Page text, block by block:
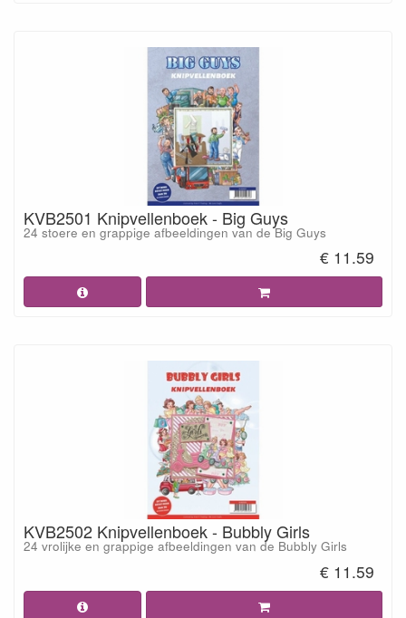
KVB2501 Knipvellenboek - Big Guys
24 stoere en grappige afbeeldingen van de Big Guys
€ 11.59
KVB2502 Knipvellenboek - Bubbly Girls
24 vrolijke en grappige afbeeldingen van de Bubbly Girls
€ 11.59